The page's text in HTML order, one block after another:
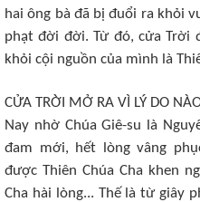
hai ông bà đã bị đuổi ra khỏi
phạt đời đời. Từ đó, cửa Trời
khỏi cội nguồn của mình là
CỬA TRỜI MỞ RA VÌ LÝ DO
Nay nhờ Chúa Giê-su là
đam mới, hết lòng vâng
được Thiên Chúa Cha khen
Cha hài lòng... Thế là từ giây